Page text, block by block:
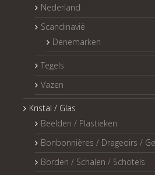
Nederland
Scandinavië
Denemarken
Tegels
Vazen
Kristal / Glas
Beelden / Plastieken
Bonbonnières / Drageoirs /
Borden / Schalen / Schotels